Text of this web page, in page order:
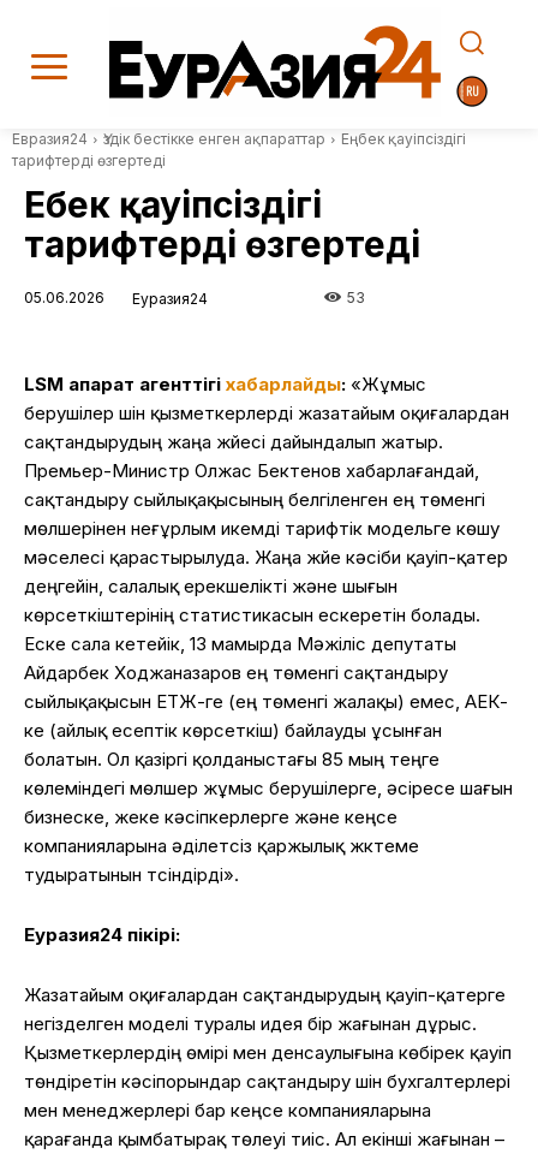
Евразия24 Үздік бестікке енген ақпараттар
Еңбек қауіпсіздігі
тарифтерді өзгертеді
Еңбек қауіпсіздігі
тарифтерді өзгертеді
05.06.2026 Еуразия24 53
LSM ақпарат агенттігі хабарлайды: «Жұмыс
берушілер үшін қызметкерлерді жазатайым оқиғалардан
сақтандырудың жаңа жүйесі дайындалып жатыр.
Премьер-Министр Олжас Бектенов хабарлағандай,
сақтандыру сыйлықақысының белгіленген ең төменгі
мөлшерінен неғұрлым икемді тарифтік модельге көшу
мәселесі қарастырылуда. Жаңа жүйе кәсіби қауіп-қатер
деңгейін, салалық ерекшелікті және шығын
көрсеткіштерінің статистикасын ескеретін болады.
Еске сала кетейік, 13 мамырда Мәжіліс депутаты
Айдарбек Ходжаназаров ең төменгі сақтандыру
сыйлықақысын ЕТЖ-ге (ең төменгі жалақы) емес, АЕК-
ке (айлық есептік көрсеткіш) байлауды ұсынған
болатын. Ол қазіргі қолданыстағы 85 мың теңге
көлеміндегі мөлшер жұмыс берушілерге, әсіресе шағын
бизнеске, жеке кәсіпкерлерге және кеңсе
компанияларына әділетсіз қаржылық жүктеме
тудыратынын түсіндірді».
Еуразия24 пікірі:
Жазатайым оқиғалардан сақтандырудың қауіп-қатерге
негізделген моделі туралы идея бір жағынан дұрыс.
Қызметкерлердің өмірі мен денсаулығына көбірек қауіп
төндіретін кәсіпорындар сақтандыру үшін бухгалтерлері
мен менеджерлері бар кеңсе компанияларына
қарағанда қымбатырақ төлеуі тиіс. Ал екінші жағынан –